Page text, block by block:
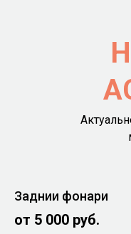
Заднии фонари
от 5 000 руб.